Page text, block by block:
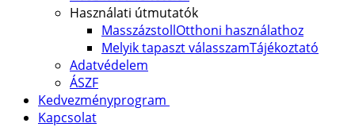
Használati útmutatók
MasszázstollOtthoni használathoz
Melyik tapaszt válasszamTájékoztató
Adatvédelem
ÁSZF
Kedvezményprogram
Kapcsolat